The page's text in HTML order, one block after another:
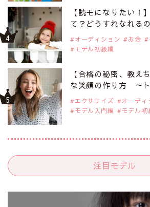
【読モになりたい！
て？どうすれなれる
オーディション お金
モデル初級編
【合格の秘密、教え
な笑顔の作り方 ～
エクササイズ オーディ
モデル入門編
モデル初
注目モデル